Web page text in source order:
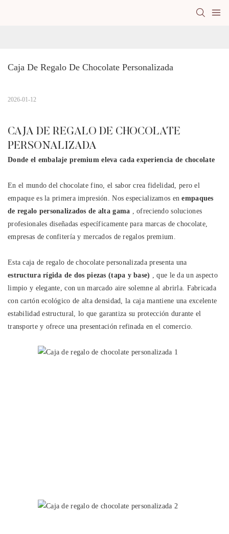
Caja De Regalo De Chocolate Personalizada
2026-01-12
CAJA DE REGALO DE CHOCOLATE
PERSONALIZADA
Donde el embalaje premium eleva cada experiencia de chocolate
En el mundo del chocolate fino, el sabor crea fidelidad, pero el
empaque es la primera impresión. Nos especializamos enempaques
de regalo personalizados de alta gama , ofreciendo soluciones
profesionales diseñadas específicamente para marcas de chocolate,
empresas de confitería y mercados de regalos premium.
Esta caja de regalo de chocolate personalizada presenta una
estructura rígida de dos piezas (tapa y base) , que le da un aspecto
limpio y elegante, con un marcado aire solemne al abrirla. Fabricada
con cartón ecológico de alta densidad, la caja mantiene una excelente
estabilidad estructural, lo que garantiza su protección durante el
transporte y ofrece una presentación refinada en el comercio.